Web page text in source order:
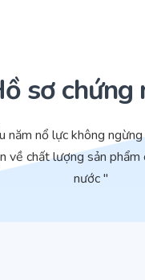
sơ chứng
năm nổ lực không
về chất lượng sản
nước "